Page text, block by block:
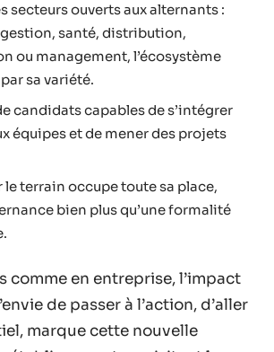
secteurs ouverts aux alternants :
santé, distribution,
ou management, l’écosystème
sa variété.
candidats capables de s’intégrer
équipes et de mener des projets
le terrain occupe toute sa place,
bien plus qu’une formalité
comme en entreprise, l’impact
de passer à l’action, d’aller
marque cette nouvelle